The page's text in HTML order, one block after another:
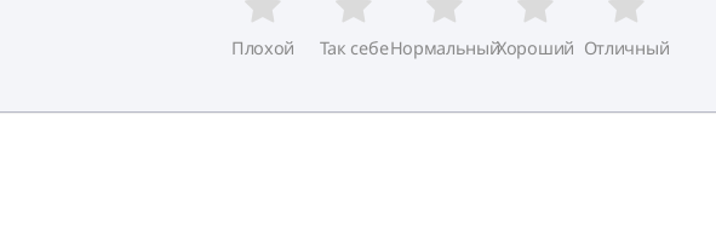
Плохой Так себеНормальныйХороший Отличный